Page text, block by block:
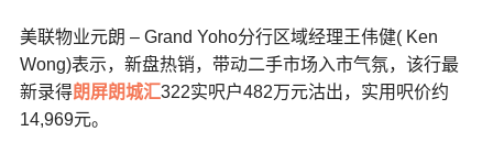
美联物业元朗 – Grand Yoho分行区域经理王伟健( Ken
Wong)表示，新盘热销，带动二手市场入市气氛，该行最
新录得朗屏朗城汇322实呎户482万元沽出，实用呎价约
14,969元。